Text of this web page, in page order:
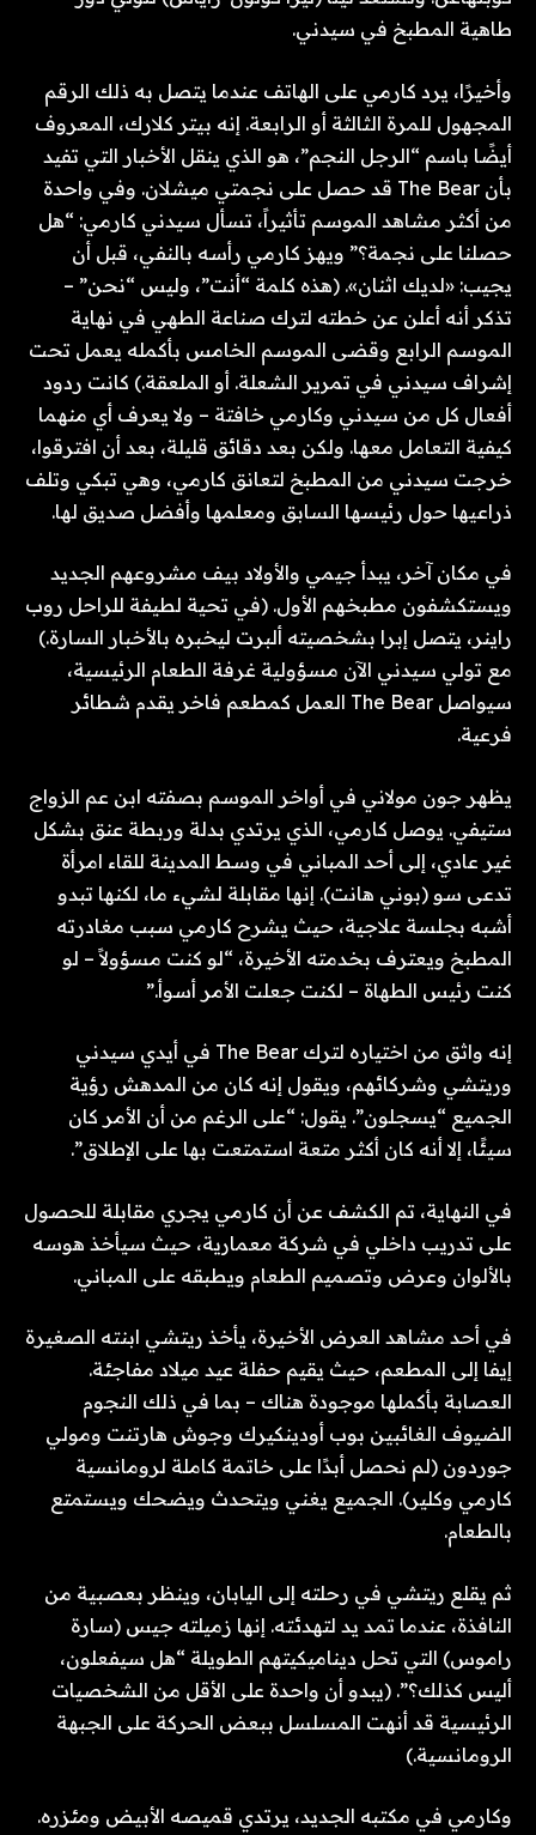
طاهية المطبخ في سيدني.
وأخيرًا، يرد كارمي على الهاتف عندما يتصل به ذلك الرقم
المجهول للمرة الثالثة أو الرابعة. إنه بيتر كلارك، المعروف
أيضًا باسم “الرجل النجم”، هو الذي ينقل الأخبار التي تفيد
بأن The Bear قد حصل على نجمتي ميشلان. وفي واحدة
من أكثر مشاهد الموسم تأثيراً، تسأل سيدني كارمي: “هل
حصلنا على نجمة؟” ويهز كارمي رأسه بالنفي، قبل أن
يجيب: «لديك اثنان». (هذه كلمة “أنت”، وليس “نحن” –
تذكر أنه أعلن عن خطته لترك صناعة الطهي في نهاية
الموسم الرابع وقضى الموسم الخامس بأكمله يعمل تحت
إشراف سيدني في تمرير الشعلة. أو الملعقة.) كانت ردود
أفعال كل من سيدني وكارمي خافتة – ولا يعرف أي منهما
كيفية التعامل معها. ولكن بعد دقائق قليلة، بعد أن افترقوا،
خرجت سيدني من المطبخ لتعانق كارمي، وهي تبكي وتلف
ذراعيها حول رئيسها السابق ومعلمها وأفضل صديق لها.
في مكان آخر، يبدأ جيمي والأولاد بيف مشروعهم الجديد
ويستكشفون مطبخهم الأول. (في تحية لطيفة للراحل روب
راينر، يتصل إبرا بشخصيته ألبرت ليخبره بالأخبار السارة.)
مع تولي سيدني الآن مسؤولية غرفة الطعام الرئيسية،
سيواصل The Bear العمل كمطعم فاخر يقدم شطائر
فرعية.
يظهر جون مولاني في أواخر الموسم بصفته ابن عم الزواج
ستيفي. يوصل كارمي، الذي يرتدي بدلة وربطة عنق بشكل
غير عادي، إلى أحد المباني في وسط المدينة للقاء امرأة
تدعى سو (بوني هانت). إنها مقابلة لشيء ما، لكنها تبدو
أشبه بجلسة علاجية، حيث يشرح كارمي سبب مغادرته
المطبخ ويعترف بخدمته الأخيرة، “لو كنت مسؤولاً – لو
كنت رئيس الطهاة – لكنت جعلت الأمر أسوأ.”
إنه واثق من اختياره لترك The Bear في أيدي سيدني
وريتشي وشركائهم، ويقول إنه كان من المدهش رؤية
الجميع “يسجلون”. يقول: “على الرغم من أن الأمر كان
سيئًا، إلا أنه كان أكثر متعة استمتعت بها على الإطلاق”.
في النهاية، تم الكشف عن أن كارمي يجري مقابلة للحصول
على تدريب داخلي في شركة معمارية، حيث سيأخذ هوسه
بالألوان وعرض وتصميم الطعام ويطبقه على المباني.
في أحد مشاهد العرض الأخيرة، يأخذ ريتشي ابنته الصغيرة
إيفا إلى المطعم، حيث يقيم حفلة عيد ميلاد مفاجئة.
العصابة بأكملها موجودة هناك – بما في ذلك النجوم
الضيوف الغائبين بوب أودينكيرك وجوش هارتنت ومولي
جوردون (لم نحصل أبدًا على خاتمة كاملة لرومانسية
كارمي وكلير). الجميع يغني ويتحدث ويضحك ويستمتع
بالطعام.
ثم يقلع ريتشي في رحلته إلى اليابان، وينظر بعصبية من
النافذة، عندما تمد يد لتهدئته. إنها زميلته جيس (سارة
راموس) التي تحل ديناميكيتهم الطويلة “هل سيفعلون،
أليس كذلك؟”. (يبدو أن واحدة على الأقل من الشخصيات
الرئيسية قد أنهت المسلسل ببعض الحركة على الجبهة
الرومانسية.)
وكارمي في مكتبه الجديد، يرتدي قميصه الأبيض ومئزره.